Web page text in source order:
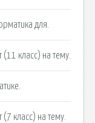
для.
класс) на тему.
класс) на тему.